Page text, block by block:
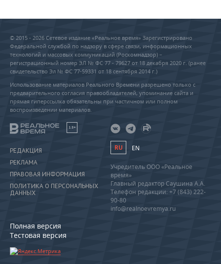
© 2015 - 2026 Сетевое издание «Реальное время» Зарегистрировано
Федеральной службой по надзору в сфере связи, информационных
технологий и массовых коммуникаций (Роскомнадзор) –
регистрационный номер ЭЛ № ФС 77 - 79627 от 18 декабря 2020 г. (ранее
свидетельство Эл № ФС 77-59331 от 18 сентября 2014 г.)
Использование материалов Реального Времени разрешено только с
предварительного согласия правообладателей, упоминание сайта и
прямая гиперссылка обязательны при частичном или полном
воспроизведении материалов.
18+
РЕДАКЦИЯ
РЕКЛАМА
ПРАВОВАЯ ИНФОРМАЦИЯ
ПОЛИТИКА О ПЕРСОНАЛЬНЫХ
ДАННЫХ
Полная версия
Тестовая версия
RU EN
Учредитель ООО «Реальное
время»
Главный редактор Саушина А.А.
Телефон редакции: +7 (843) 222-
90-80
info@realnoevremya.ru